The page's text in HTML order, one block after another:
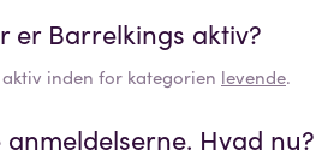
er Barrelkings aktiv?
inden for kategorien levende.
Hvad nu?